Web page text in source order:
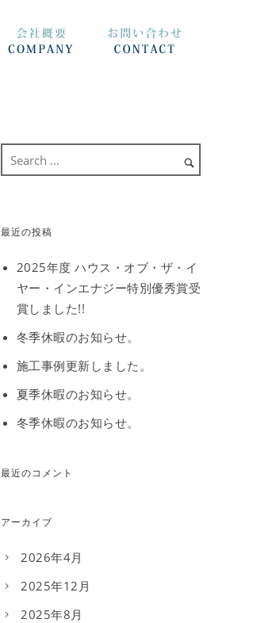
最近の投稿
2025年度 ハウス・オブ・ザ・イ
ヤー・インエナジー特別優秀賞受
賞しました!!
冬季休暇のお知らせ。
施工事例更新しました。
夏季休暇のお知らせ。
冬季休暇のお知らせ。
最近のコメント
アーカイブ
2026年4月
2025年12月
2025年8月